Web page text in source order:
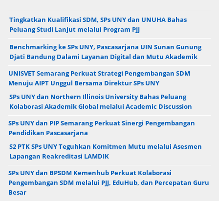
Tingkatkan Kualifikasi SDM, SPs UNY dan UNUHA Bahas
Peluang Studi Lanjut melalui Program PJJ
Benchmarking ke SPs UNY, Pascasarjana UIN Sunan Gunung
Djati Bandung Dalami Layanan Digital dan Mutu Akademik
UNISVET Semarang Perkuat Strategi Pengembangan SDM
Menuju AIPT Unggul Bersama Direktur SPs UNY
SPs UNY dan Northern Illinois University Bahas Peluang
Kolaborasi Akademik Global melalui Academic Discussion
SPs UNY dan PIP Semarang Perkuat Sinergi Pengembangan
Pendidikan Pascasarjana
S2 PTK SPs UNY Teguhkan Komitmen Mutu melalui Asesmen
Lapangan Reakreditasi LAMDIK
SPs UNY dan BPSDM Kemenhub Perkuat Kolaborasi
Pengembangan SDM melalui PJJ, EduHub, dan Percepatan Guru
Besar